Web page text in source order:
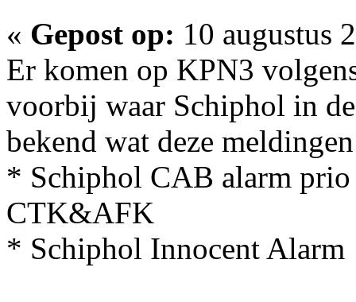
« Gepost op: 10 augustus
Er komen op KPN3
voorbij waar Schiphol in
bekend wat deze
* Schiphol CAB alarm
CTK&AFK
* Schiphol Innocent Alarm